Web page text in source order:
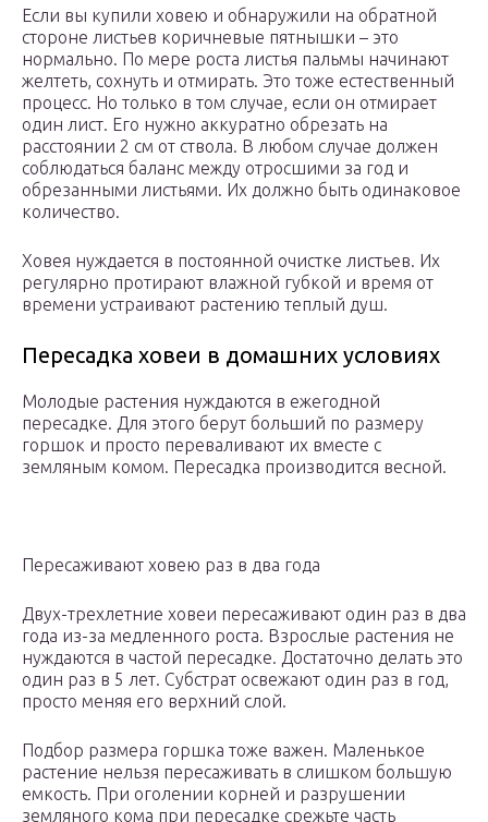
Если вы купили ховею и обнаружили на обратной
стороне листьев коричневые пятнышки – это
нормально. По мере роста листья пальмы начинают
желтеть, сохнуть и отмирать. Это тоже естественный
процесс. Но только в том случае, если он отмирает
один лист. Его нужно аккуратно обрезать на
расстоянии 2 см от ствола. В любом случае должен
соблюдаться баланс между отросшими за год и
обрезанными листьями. Их должно быть одинаковое
количество.
Ховея нуждается в постоянной очистке листьев. Их
регулярно протирают влажной губкой и время от
времени устраивают растению теплый душ.
Пересадка ховеи в домашних условиях
Молодые растения нуждаются в ежегодной
пересадке. Для этого берут больший по размеру
горшок и просто переваливают их вместе с
земляным комом. Пересадка производится весной.
Пересаживают ховею раз в два года
Двух-трехлетние ховеи пересаживают один раз в два
года из-за медленного роста. Взрослые растения не
нуждаются в частой пересадке. Достаточно делать это
один раз в 5 лет. Субстрат освежают один раз в год,
просто меняя его верхний слой.
Подбор размера горшка тоже важен. Маленькое
растение нельзя пересаживать в слишком большую
емкость. При оголении корней и разрушении
земляного кома при пересадке срежьте часть